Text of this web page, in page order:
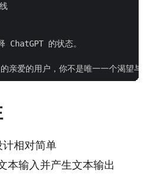
ChatGPT 的状态。
相对简单
本输入并产生文本输出